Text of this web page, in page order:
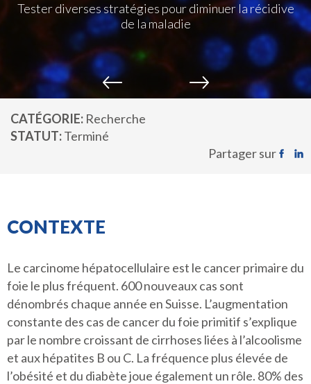
Tester diverses stratégies pour diminuer la récidive
de la maladie
CATÉGORIE Recherche
STATUT Terminé
Partager sur
CONTEXTE
Le carcinome hépatocellulaire est le cancer primaire du
foie le plus fréquent. 600 nouveaux cas sont
dénombrés chaque année en Suisse. L’augmentation
constante des cas de cancer du foie primitif s’explique
par le nombre croissant de cirrhoses liées à l’alcoolisme
et aux hépatites B ou C. La fréquence plus élevée de
l’obésité et du diabète joue également un rôle. 80% des